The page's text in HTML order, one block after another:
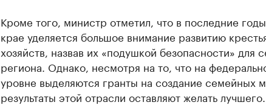
Кроме того, министр отметил, что в последние
крае уделяется большое внимание развитию
хозяйств, назвав их «подушкой безопасности» для
региона. Однако, несмотря на то, что на
уровне выделяются гранты на создание семейных
результаты этой отрасли оставляют желать лучшего.